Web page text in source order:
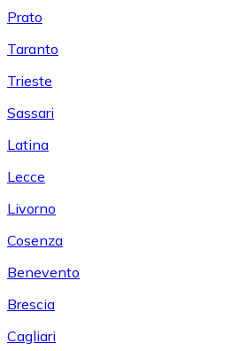
Prato
Taranto
Trieste
Sassari
Latina
Lecce
Livorno
Cosenza
Benevento
Brescia
Cagliari